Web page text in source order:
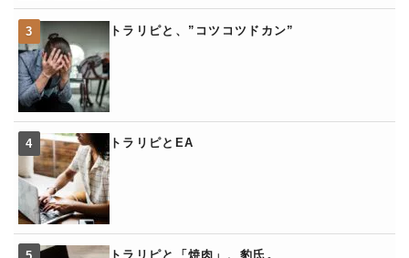
トラリピと、”コツコツドカン”
トラリピとEA
トラリピと「焼肉」、豹氏。